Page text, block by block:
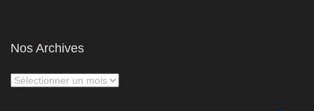
Nos Archives